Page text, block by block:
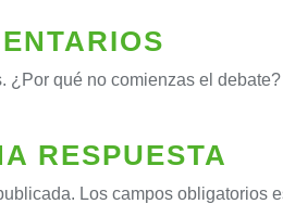
¿Por qué no comienzas el debate?
RESPUESTA
Los campos obligatorios